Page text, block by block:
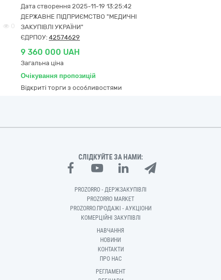
0
Дата створення 2025-11-19 13:25:42
ДЕРЖАВНЕ ПІДПРИЄМСТВО "МЕДИЧНІ
ЗАКУПІВЛІ УКРАЇНИ"
ЄДРПОУ: 42574629
9 360 000 UAH
Загальна ціна
Очікування пропозицій
Відкриті торги з особливостями
СЛІДКУЙТЕ ЗА НАМИ:
PROZORRO - ДЕРЖЗАКУПІВЛІ
PROZORRO MARKET
PROZORRO.ПРОДАЖІ - АУКЦІОНИ
КОМЕРЦІЙНІ ЗАКУПІВЛІ
НАВЧАННЯ
НОВИНИ
КОНТАКТИ
ПРО НАС
РЕГЛАМЕНТ